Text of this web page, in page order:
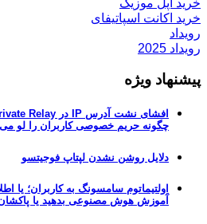
خرید اپل موزیک
خرید اکانت اسپاتیفای
رویداد
رویداد 2025
پیشنهاد ویژه
چگونه حریم خصوصی کاربران را لو
دلایل روشن نشدن لپتاپ فوجیتسو
اولتیماتوم سامسونگ به کاربران؛ یا
آموزش هوش مصنوعی بدهید یا